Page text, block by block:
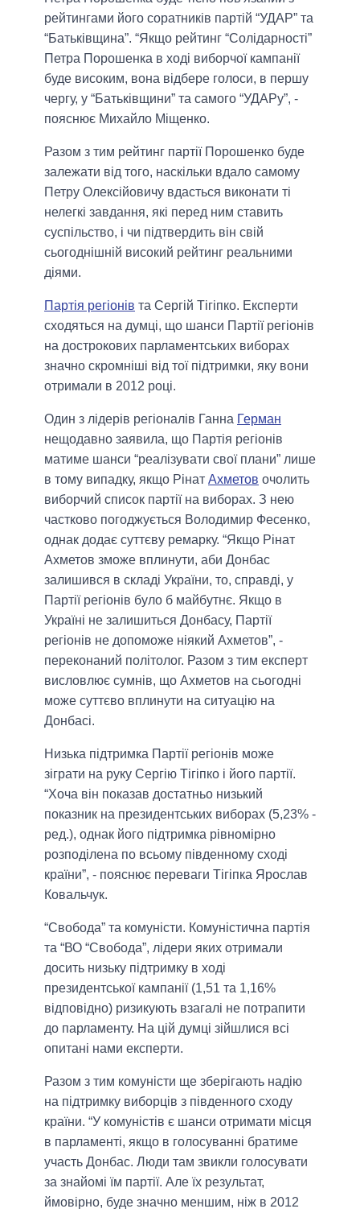
рейтингами його соратників партій “УДАР” та
“Батьківщина”. “Якщо рейтинг “Солідарності”
Петра Порошенка в ході виборчої кампанії
буде високим, вона відбере голоси, в першу
чергу, у “Батьківщини” та самого “УДАРу”, -
пояснює Михайло Міщенко.
Разом з тим рейтинг партії Порошенко буде
залежати від того, наскільки вдало самому
Петру Олексійовичу вдасться виконати ті
нелегкі завдання, які перед ним ставить
суспільство, і чи підтвердить він свій
сьогоднішній високий рейтинг реальними
діями.
Партія регіонів та Сергій Тігіпко. Експерти
сходяться на думці, що шанси Партії регіонів
на дострокових парламентських виборах
значно скромніші від тої підтримки, яку вони
отримали в 2012 році.
Один з лідерів регіоналів Ганна Герман
нещодавно заявила, що Партія регіонів
матиме шанси “реалізувати свої плани” лише
в тому випадку, якщо Рінат Ахметов очолить
виборчий список партії на виборах. З нею
частково погоджується Володимир Фесенко,
однак додає суттєву ремарку. “Якщо Рінат
Ахметов зможе вплинути, аби Донбас
залишився в складі України, то, справді, у
Партії регіонів було б майбутнє. Якщо в
Україні не залишиться Донбасу, Партії
регіонів не допоможе ніякий Ахметов”, -
переконаний політолог. Разом з тим експерт
висловлює сумнів, що Ахметов на сьогодні
може суттєво вплинути на ситуацію на
Донбасі.
Низька підтримка Партії регіонів може
зіграти на руку Сергію Тігіпко і його партії.
“Хоча він показав достатньо низький
показник на президентських виборах (5,23% -
ред.), однак його підтримка рівномірно
розподілена по всьому південному сході
країни”, - пояснює переваги Тігіпка Ярослав
Ковальчук.
“Свобода” та комуністи. Комуністична партія
та “ВО “Свобода”, лідери яких отримали
досить низьку підтримку в ході
президентської кампанії (1,51 та 1,16%
відповідно) ризикують взагалі не потрапити
до парламенту. На цій думці зійшлися всі
опитані нами експерти.
Разом з тим комуністи ще зберігають надію
на підтримку виборців з південного сходу
країни. “У комуністів є шанси отримати місця
в парламенті, якщо в голосуванні братиме
участь Донбас. Люди там звикли голосувати
за знайомі їм партії. Але їх результат,
ймовірно, буде значно меншим, ніж в 2012